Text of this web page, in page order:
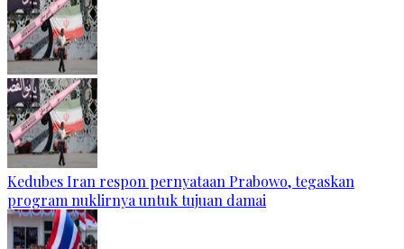
Kedubes Iran respon pernyataan Prabowo, tegaskan
program nuklirnya untuk tujuan damai